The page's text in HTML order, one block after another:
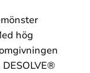
hög